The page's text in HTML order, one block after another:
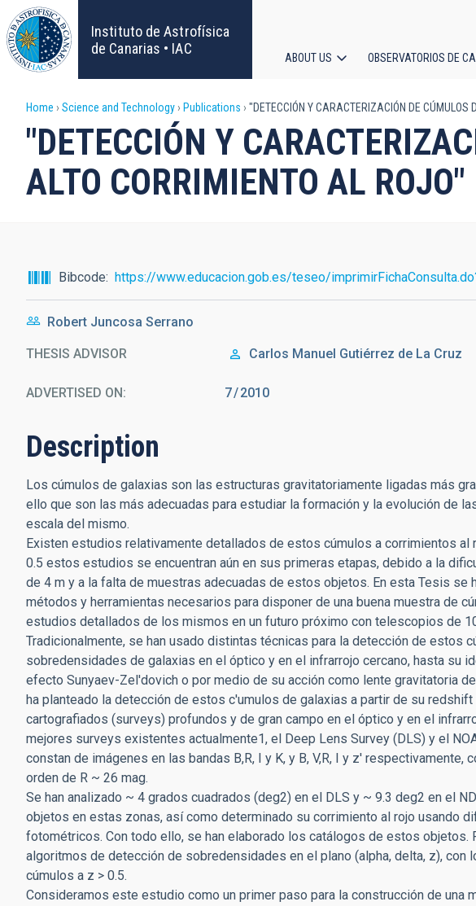
Skip
to
main
content
Instituto de Astrofísica
de Canarias • IAC
navigation
ABOUT US OBSERVATORIOS DE
Breadcrumb
Home Science and Technology Publications "DETECCIÓN Y CARACTERIZACIÓN DE CÚMULOS
"DETECCIÓN Y
ALTO CORRIMIENTO AL ROJO"
Bibcode https://www.educacion.gob.es/teseo/
Robert Juncosa Serrano
THESIS ADVISOR Carlos Manuel Gutiérrez de La Cruz
ADVERTISED ON: 7 2010
Description
Los cúmulos de galaxias son las estructuras gravitatoriamente ligadas más
ello que son las más adecuadas para estudiar la formación y la evolución de
escala del mismo.
Existen estudios relativamente detallados de estos cúmulos a corrimientos al
0.5 estos estudios se encuentran aún en sus primeras etapas, debido a la
de 4 m y a la falta de muestras adecuadas de estos objetos. En esta Tesis se
métodos y herramientas necesarios para disponer de una buena muestra de
estudios detallados de los mismos en un futuro próximo con telescopios de
Tradicionalmente, se han usado distintas técnicas para la detección de estos
sobredensidades de galaxias en el óptico y en el infrarrojo cercano, hasta su
efecto Sunyaev-Zel'dovich o por medio de su acción como lente gravitatoria
ha planteado la detección de estos c'umulos de galaxias a partir de su
cartografiados (surveys) profundos y de gran campo en el óptico y en el
mejores surveys existentes actualmente1, el Deep Lens Survey (DLS) y el
constan de imágenes en las bandas B,R, I y K, y B, V,R, I y z'
orden de R ~ 26 mag.
Se han analizado ~ 4 grados cuadrados (deg2) en el DLS y ~ 9.3 deg2 en el
objetos en estas zonas, así como determinado su corrimiento al rojo usando
fotométricos. Con todo ello, se han elaborado los catálogos de estos objetos.
algoritmos de detección de sobredensidades en el plano (alpha, delta, z),
cúmulos a z > 0.5.
Consideramos este estudio como un primer paso para la construcción de una